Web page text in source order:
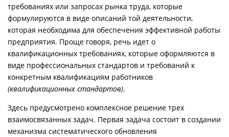
требованиях или запросах рынка труда, которые
формулируются в виде описаний той деятельности,
которая необходима для обеспечения эффективной работы
предприятия. Проще говоря, речь идет о
квалификационных требованиях, которые оформляются в
виде профессиональных стандартов и требований к
конкретным квалификациям работников
(квалификационных стандартов).
Здесь предусмотрено комплексное решение трех
взаимосвязанных задач. Первая задача состоит в создании
механизма систематического обновления